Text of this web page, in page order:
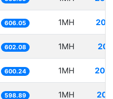
606.05 1MH
602.08 1MH
600.24 1MH
598.89 1MH